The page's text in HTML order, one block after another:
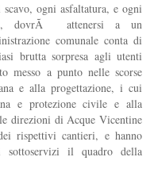
ogni asfaltatura, e ogni
dovrÃ attenersi a un
comunale conta di
brutta sorpresa agli utenti
messo a punto nelle scorse
e alla progettazione, i cui
e protezione civile e alla
direzioni di Acque Vicentine
rispettivi cantieri, e hanno
il quadro della